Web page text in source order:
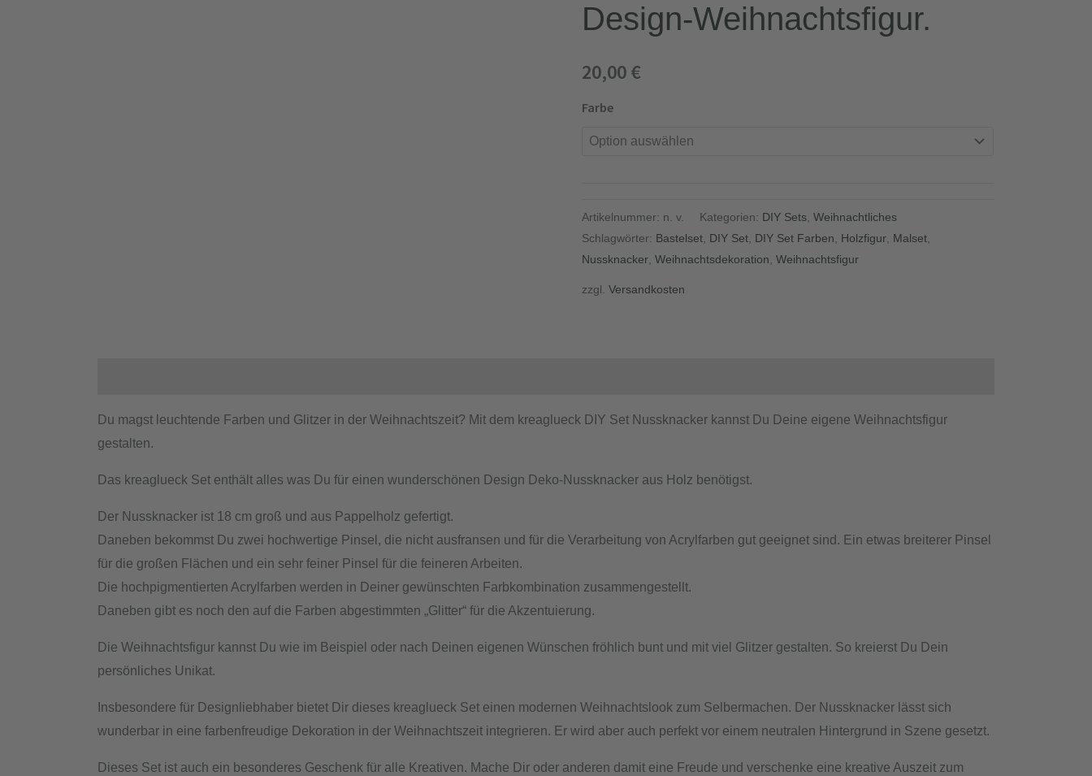
Design-Weihnachtsfigur.
20,00€
Farbe
Artikelnummer: n. v. Kategorien: DIY Sets ,Weihnachtliches
Schlagwörter: Bastelset DIY Set DIY Set Farben Holzfigur Malset
Nussknacker ,Weihnachtsdekoration ,Weihnachtsfigur
zzgl.Versandkosten
Du magst leuchtende Farben und Glitzer in der Weihnachtszeit? Mit dem kreaglueck DIY Set Nussknacker kannst Du Deine eigene Weihnachtsfigur
gestalten.
Das kreaglueck Set enthält alles was Du für einen wunderschönen Design Deko-Nussknacker aus Holz benötigst.
Der Nussknacker ist 18 cm groß und aus Pappelholz gefertigt.
Daneben bekommst Du zwei hochwertige Pinsel, die nicht ausfransen und für die Verarbeitung von Acrylfarben gut geeignet sind. Ein etwas breiterer Pinsel
für die großen Flächen und ein sehr feiner Pinsel für die feineren Arbeiten.
Die hochpigmentierten Acrylfarben werden in Deiner gewünschten Farbkombination zusammengestellt.
Daneben gibt es noch den auf die Farben abgestimmten „Glitter“ für die Akzentuierung.
Die Weihnachtsfigur kannst Du wie im Beispiel oder nach Deinen eigenen Wünschen fröhlich bunt und mit viel Glitzer gestalten. So kreierst Du Dein
persönliches Unikat.
Insbesondere für Designliebhaber bietet Dir dieses kreaglueck Set einen modernen Weihnachtslook zum Selbermachen. Der Nussknacker lässt sich
wunderbar in eine farbenfreudige Dekoration in der Weihnachtszeit integrieren. Er wird aber auch perfekt vor einem neutralen Hintergrund in Szene gesetzt.
Dieses Set ist auch ein besonderes Geschenk für alle Kreativen. Mache Dir oder anderen damit eine Freude und verschenke eine kreative Auszeit zum